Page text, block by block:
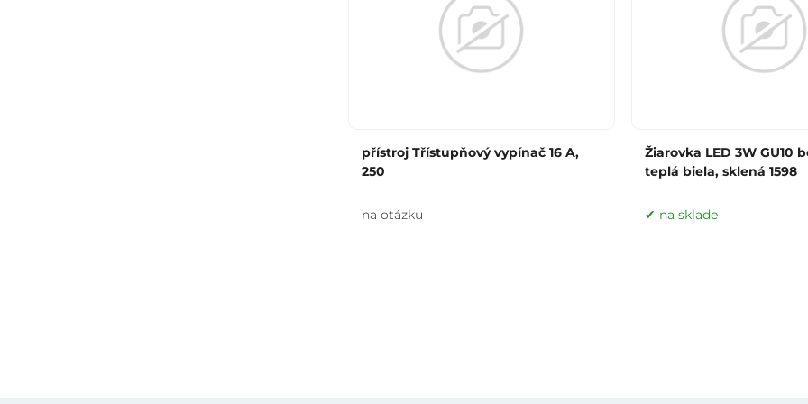
přístroj Třístupňový vypínač 16 A,
250
na otázku
Žiarovka LED 3W GU10
teplá biela, sklená 1598
na sklade